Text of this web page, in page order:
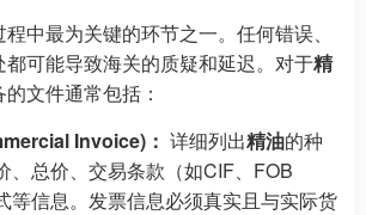
中最为关键的环节之一。任何错误、
可能导致海关的质疑和延迟。对于精
文件通常包括：
Invoice)： 详细列出精油的种
、总价、交易条款（如CIF、FOB
等信息。发票信息必须真实且与实际货